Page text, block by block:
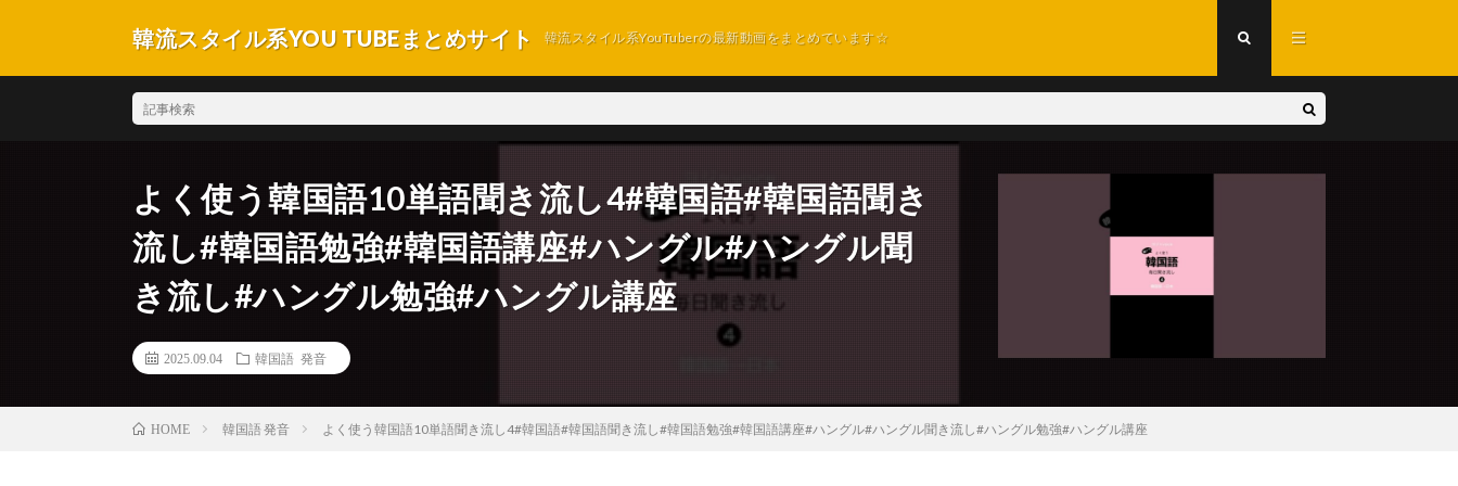
韓流スタイル系YOU TUBEまとめサイト 韓流スタイル系YouTuberの最新動画をまとめています☆
よく使う韓国語10単語聞き流し4#韓国語#韓国語聞き
流し#韓国語勉強#韓国語講座#ハングル#ハングル聞
き流し#ハングル勉強#ハングル講座
2025.09.04 韓国語 発音
HOME 韓国語 発音 よく使う韓国語10単語聞き流し4#韓国語#韓国語聞き流し#韓国語勉強#韓国語講座#ハングル#ハングル聞き流し#ハングル勉強#ハングル講座